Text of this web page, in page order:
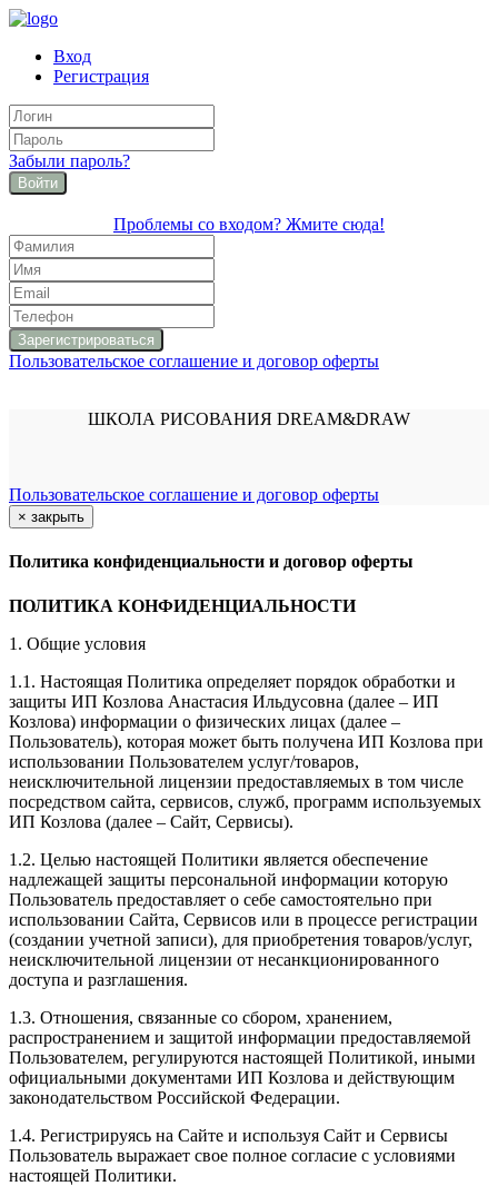
Вход
Регистрация
Забыли пароль?
Войти
Проблемы со входом? Жмите сюда!
Пользовательское соглашение и договор оферты
ШКОЛА РИСОВАНИЯ DREAM&DRAW
Пользовательское соглашение и договор оферты
× закрыть
Политика конфиденциальности и договор оферты
ПОЛИТИКА КОНФИДЕНЦИАЛЬНОСТИ
1. Общие условия
1.1. Настоящая Политика определяет порядок обработки и
защиты ИП Козлова Анастасия Ильдусовна (далее – ИП
Козлова) информации о физических лицах (далее –
Пользователь), которая может быть получена ИП Козлова при
использовании Пользователем услуг/товаров,
неисключительной лицензии предоставляемых в том числе
посредством сайта, сервисов, служб, программ используемых
ИП Козлова (далее – Сайт, Сервисы).
1.2. Целью настоящей Политики является обеспечение
надлежащей защиты персональной информации которую
Пользователь предоставляет о себе самостоятельно при
использовании Сайта, Сервисов или в процессе регистрации
(создании учетной записи), для приобретения товаров/услуг,
неисключительной лицензии от несанкционированного
доступа и разглашения.
1.3. Отношения, связанные со сбором, хранением,
распространением и защитой информации предоставляемой
Пользователем, регулируются настоящей Политикой, иными
официальными документами ИП Козловa и действующим
законодательством Российской Федерации.
1.4. Регистрируясь на Сайте и используя Сайт и Сервисы
Пользователь выражает свое полное согласие с условиями
настоящей Политики.